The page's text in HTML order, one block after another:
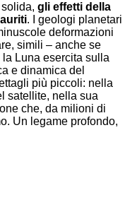
gli effetti della
. I geologi planetari
deformazioni
simili – anche se
Luna esercita sulla
e dinamica del
più piccoli: nella
satellite, nella sua
che, da milioni di
Un legame profondo,